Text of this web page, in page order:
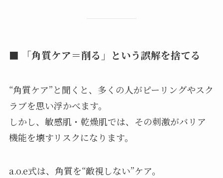
■ 「角質ケア＝削る」という誤解を捨てる
“角質ケア”と聞くと、多くの人がピーリングやスク
ラブを思い浮かべます。
しかし、敏感肌・乾燥肌では、その刺激がバリア
機能を壊すリスクになります。
a.o.e式は、角質を“敵視しない”ケア。